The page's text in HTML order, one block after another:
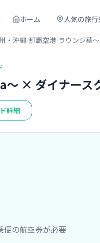
ホーム 人気の旅行
・沖縄 那覇空港 ラウンジ華
〜 × ダイナース
詳細
便の航空券が必要